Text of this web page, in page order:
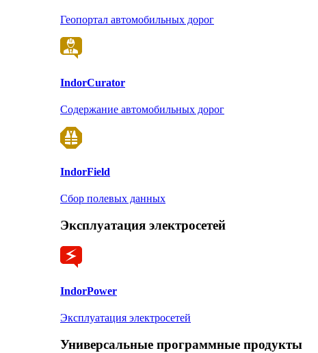
Геопортал автомобильных дорог
IndorCurator
Содержание автомобильных дорог
IndorField
Сбор полевых данных
Эксплуатация электросетей
IndorPower
Эксплуатация электросетей
Универсальные программные продукты